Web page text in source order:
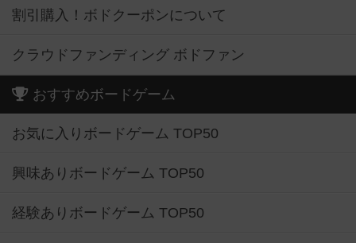
割引購入！ボドクーポンについて
クラウドファンディング ボドファン
おすすめボードゲーム
お気に入りボードゲーム TOP50
興味ありボードゲーム TOP50
経験ありボードゲーム TOP50